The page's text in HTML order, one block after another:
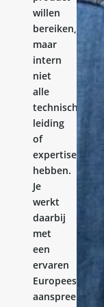
willen
bereiken,
maar
intern
niet
alle
technische
leiding
of
expertise
hebben.
Je
werkt
daarbij
met
een
ervaren
Europees
aanspreekpunt.